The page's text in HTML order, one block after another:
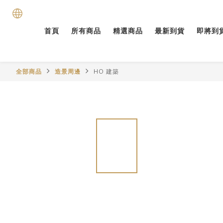
首頁 所有商品 精選商品 最新到貨 即將到
全部商品 造景周邊 HO 建築